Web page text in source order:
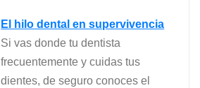
El hilo dental en supervivencia
Si vas donde tu dentista
frecuentemente y cuidas tus
dientes, de seguro conoces el